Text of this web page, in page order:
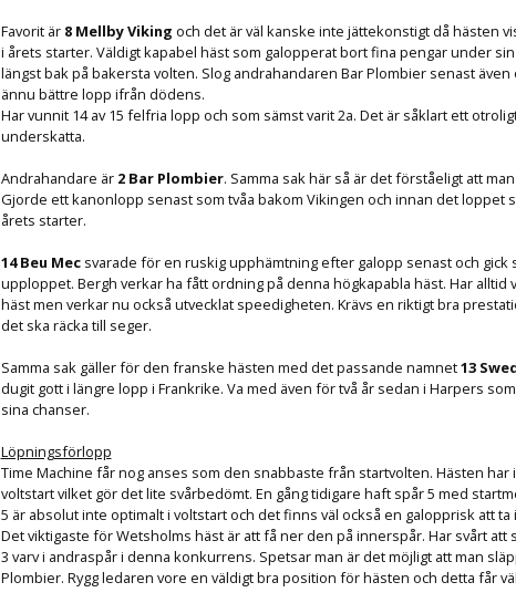
Favorit är 8 Mellby Viking och det är väl kanske inte jättekonstigt då hästen
i årets starter. Väldigt kapabel häst som galopperat bort fina pengar under
längst bak på bakersta volten. Slog andrahandaren Bar Plombier senast
ännu bättre lopp ifrån dödens.
Har vunnit 14 av 15 felfria lopp och som sämst varit 2a. Det är såklart ett
underskatta.
Andrahandare är 2 Bar Plombier. Samma sak här så är det förståeligt att
Gjorde ett kanonlopp senast som tvåa bakom Vikingen och innan det loppet
årets starter.
14 Beu Mecsvarade för en ruskig upphämtning efter galopp senast och gick
upploppet. Bergh verkar ha fått ordning på denna högkapabla häst. Har alltid
häst men verkar nu också utvecklat speedigheten. Krävs en riktigt bra
det ska räcka till seger.
Samma sak gäller för den franske hästen med det passande namnet13
dugit gott i längre lopp i Frankrike. Va med även för två år sedan i Harpers
sina chanser.
Löpningsförlopp
Time Machine får nog anses som den snabbaste från startvolten. Hästen har
voltstart vilket gör det lite svårbedömt. En gång tidigare haft spår 5 med
5 är absolut inte optimalt i voltstart och det finns väl också en galopprisk att ta
Det viktigaste för Wetsholms häst är att få ner den på innerspår. Har svårt att
3 varv i andraspår i denna konkurrens. Spetsar man är det möjligt att man
Plombier. Rygg ledaren vore en väldigt bra position för hästen och detta får